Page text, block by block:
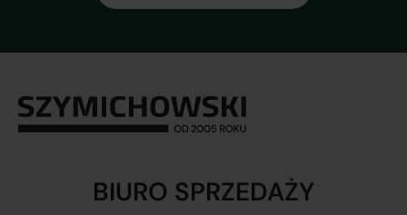
BIURO SPRZEDAŻY